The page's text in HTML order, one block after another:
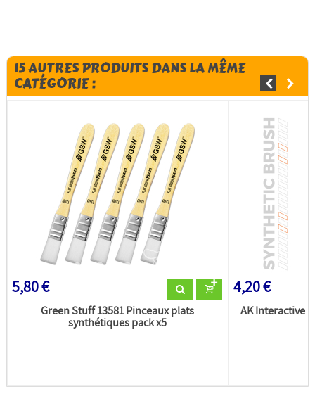
15 AUTRES PRODUITS DANS LA MÊME
CATÉGORIE :
5,80 €
Green Stuff 13581 Pinceaux plats
synthétiques pack x5
4,20 €
AK Interactive